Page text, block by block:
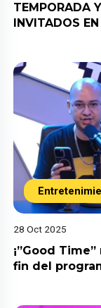
TEMPORADA
INVITADOS
28 Oct 2025
¡”Good
fin del